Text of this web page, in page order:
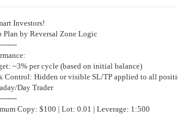
Investors!
Plan by Reversal Zone Logic
~3% per cycle (based on initial balance)
Control: Hidden or visible SL/TP applied to all
Day Trader
Copy: $100 | Lot: 0.01 | Leverage: 1:500